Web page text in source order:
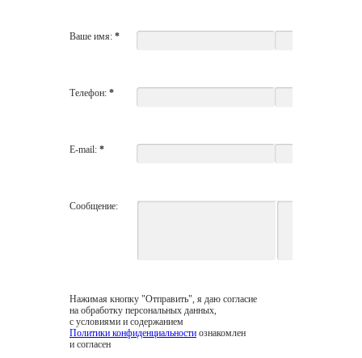
Ваше имя: *
Телефон: *
E-mail: *
Сообщение:
Нажимая кнопку "Отправить", я даю согласие
на обработку персональных данных,
с условиями и содержанием
Политики конфиденциальности ознакомлен
и согласен